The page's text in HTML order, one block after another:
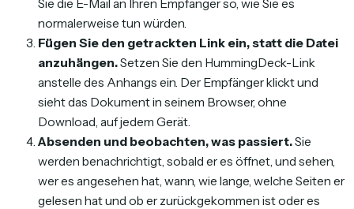
Sie die E-Mail an Ihren Empfänger so, wie Sie es
normalerweise tun würden.
Fügen Sie den getrackten Link ein, statt die Datei
anzuhängen.Setzen Sie den HummingDeck-Link
anstelle des Anhangs ein. Der Empfänger klickt und
sieht das Dokument in seinem Browser, ohne
Download, auf jedem Gerät.
Absenden und beobachten, was passiert.Sie
werden benachrichtigt, sobald er es öffnet, und sehen,
wer es angesehen hat, wann, wie lange, welche Seiten er
gelesen hat und ob er zurückgekommen ist oder es